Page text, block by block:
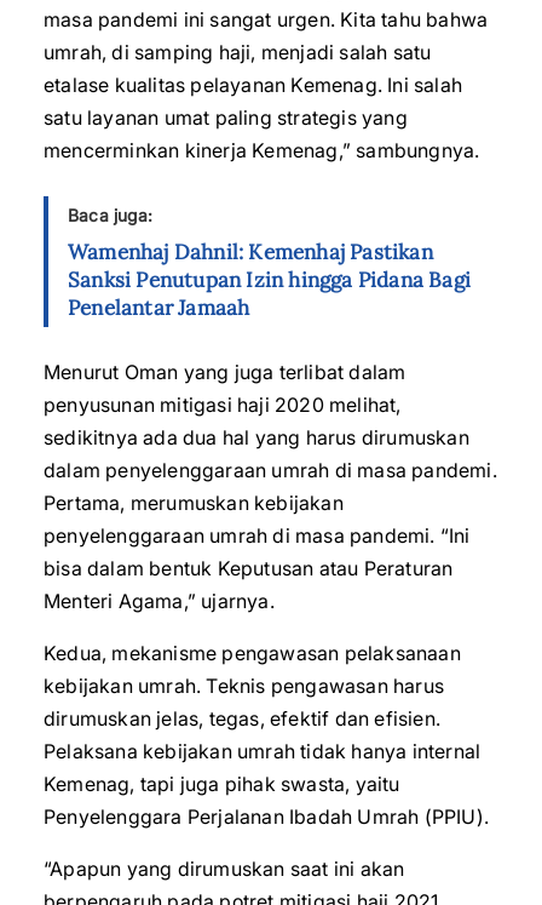
masa pandemi ini sangat urgen. Kita tahu bahwa
umrah, di samping haji, menjadi salah satu
etalase kualitas pelayanan Kemenag. Ini salah
satu layanan umat paling strategis yang
mencerminkan kinerja Kemenag,” sambungnya.
Baca juga:
Wamenhaj Dahnil: Kemenhaj Pastikan
Sanksi Penutupan Izin hingga Pidana Bagi
Penelantar Jamaah
Menurut Oman yang juga terlibat dalam
penyusunan mitigasi haji 2020 melihat,
sedikitnya ada dua hal yang harus dirumuskan
dalam penyelenggaraan umrah di masa pandemi.
Pertama, merumuskan kebijakan
penyelenggaraan umrah di masa pandemi. “Ini
bisa dalam bentuk Keputusan atau Peraturan
Menteri Agama,” ujarnya.
Kedua, mekanisme pengawasan pelaksanaan
kebijakan umrah. Teknis pengawasan harus
dirumuskan jelas, tegas, efektif dan efisien.
Pelaksana kebijakan umrah tidak hanya internal
Kemenag, tapi juga pihak swasta, yaitu
Penyelenggara Perjalanan Ibadah Umrah (PPIU).
“Apapun yang dirumuskan saat ini akan